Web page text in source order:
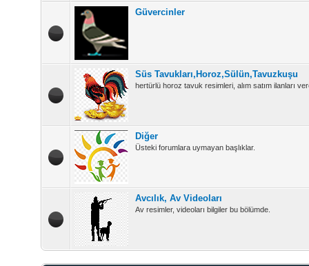
Güvercinler
Süs Tavukları,Horoz,Sülün,Tavuzkuşu
hertürlü horoz tavuk resimleri, alım satım ilanları
Diğer
Üsteki forumlara uymayan başlıklar.
Avcılık, Av Videoları
Av resimler, videoları bilgiler bu bölümde.